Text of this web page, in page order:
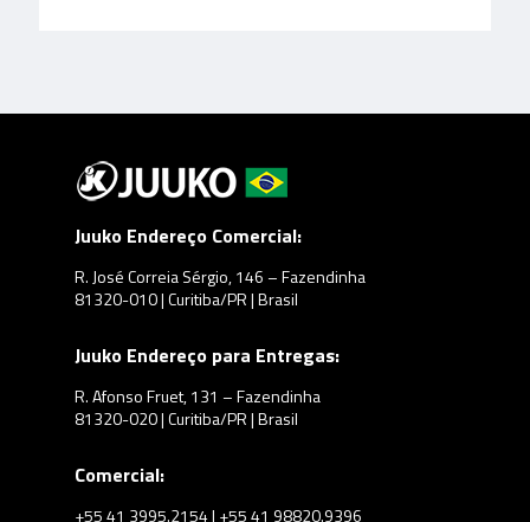
Juuko Endereço Comercial:
R. José Correia Sérgio, 146 – Fazendinha
81320-010 | Curitiba/PR | Brasil
Juuko Endereço para Entregas:
R. Afonso Fruet, 131 – Fazendinha
81320-020 | Curitiba/PR | Brasil
Comercial:
+55 41 3995.2154 | +55 41 98820.9396